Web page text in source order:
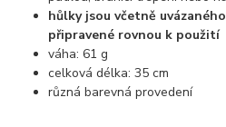
hůlky jsou včetně
připravené rovnou k použití
váha: 61 g
celková délka: 35 cm
různá barevná provedení